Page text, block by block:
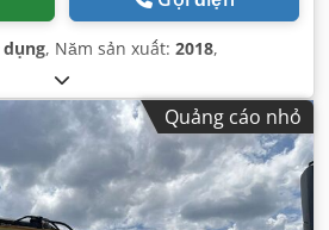
, Năm sản xuất: 2018,
Quảng cáo nhỏ